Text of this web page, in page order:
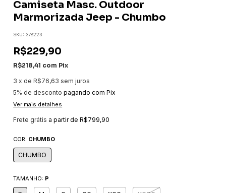
Camiseta Masc. Outdoor
Marmorizada Jeep - Chumbo
SKU: 378223
R$229,90
R$218,41 com Pix
3 x deR$76,63 sem juros
5% de desconto pagando com Pix
Ver mais detalhes
Frete grátis a partir deR$799,90
COR: CHUMBO
CHUMBO
TAMANHO: P